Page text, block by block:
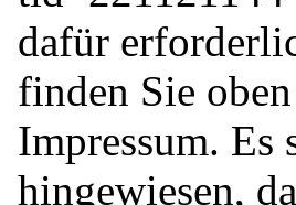
dafür
finden Sie
Impressum. Es
hingewiesen,